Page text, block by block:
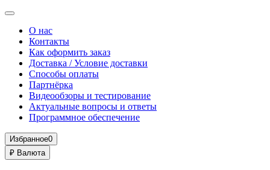
О нас
Контакты
Как оформить заказ
Доставка / Условие доставки
Способы оплаты
Партнёрка
Видеообзоры и тестирование
Актуальные вопросы и ответы
Программное обеспечение
Избранное0
₽ Валюта